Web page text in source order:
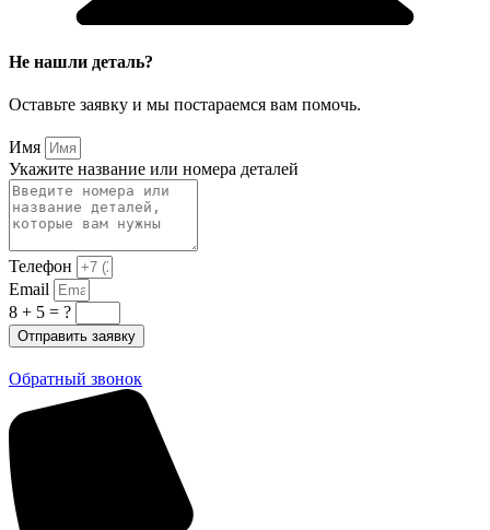
Не нашли деталь?
Оставьте заявку и мы постараемся вам помочь.
Имя
Укажите название или номера деталей
Телефон
Email
8 + 5 = ?
Отправить заявку
Обратный звонок